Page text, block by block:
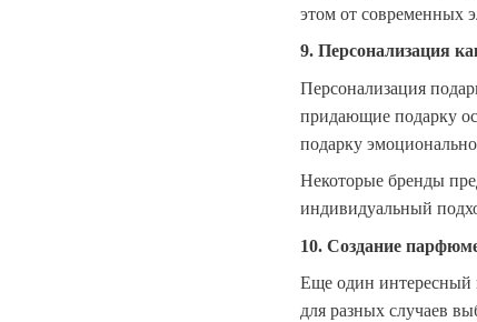
этом от современных
9. Персонализация
Персонализация
придающие подарку
подарку
Некоторые бренды
индивидуальный
10. Создание
Еще один интересный
для разных случаев